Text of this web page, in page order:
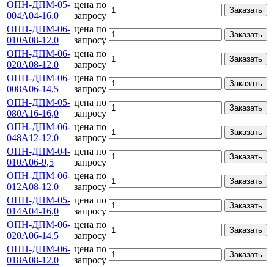
ОПН-ДПМ-05-
004А04-16,0
цена по
запросу
Заказать
ОПН-ДПМ-06-
010А08-12.0
цена по
запросу
Заказать
ОПН-ДПМ-06-
020А08-12.0
цена по
запросу
Заказать
ОПН-ДПМ-06-
008А06-14,5
цена по
запросу
Заказать
ОПН-ДПМ-05-
080А16-16,0
цена по
запросу
Заказать
ОПН-ДПМ-06-
048А12-12.0
цена по
запросу
Заказать
ОПН-ДПМ-04-
010А06-9,5
цена по
запросу
Заказать
ОПН-ДПМ-06-
012А08-12.0
цена по
запросу
Заказать
ОПН-ДПМ-05-
014А04-16,0
цена по
запросу
Заказать
ОПН-ДПМ-06-
020А06-14,5
цена по
запросу
Заказать
ОПН-ДПМ-06-
018А08-12.0
цена по
запросу
Заказать